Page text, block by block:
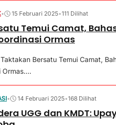
• 15 Februari 2025•111 Dilihat
Temui Camat,
Ormas
Bersatu Temui Camat,
• 14 Februari 2025•168 Dilihat
UGG dan KMDT: